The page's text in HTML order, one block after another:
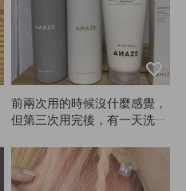
前兩次用的時候沒什麼感覺，
但第三次用完後，有一天洗頭
順。我還想說，怎麼會這麼滑
順？後來才發現可能是用了A
NAZE的Mellow Cream，頭髮